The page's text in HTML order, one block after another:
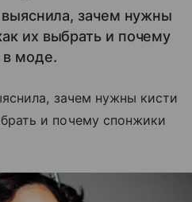
зачем нужны
их выбрать и почему
моде.
зачем нужны кисти
и почему спонжики